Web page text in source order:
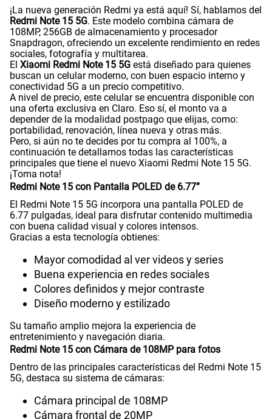
Paga solo
50% dto. x 12 meses
Paga solo
110GB
S/ 69.90
Paga solo
175GB en alta velocidad
S/ 159.90 S/79.95
Paga solo
185GBen alta velocidad
S/ 189.90 S/
Paga solo
200GBen alta velocidad
Ver menos planes
Sistema operativo Android 15
Procesador Qualcomm 6 Gen 3
Tamaño de Pantalla
WiFI
Peso 178gr
Cámara de fotos Principal
Cámara de fotos Frontal
¡La nueva generación Redmi ya está aquí! Sí, hablamos del
Redmi Note 15 5G. Este modelo combina cámara de
108MP, 256GB de almacenamiento y procesador
Snapdragon, ofreciendo un excelente rendimiento en redes
sociales, fotografía y multitarea.
El Xiaomi Redmi Note 15 5G está diseñado para quienes
buscan un celular moderno, con buen espacio interno y
conectividad 5G a un precio competitivo.
A nivel de precio, este celular se encuentra disponible con
una oferta exclusiva en Claro. Eso sí, el monto va a
depender de la modalidad postpago que elijas, como:
portabilidad, renovación, línea nueva y otras más.
Pero, si aún no te decides por tu compra al 100%, a
continuación te detallamos todas las características
principales que tiene el nuevo Xiaomi Redmi Note 15 5G.
¡Toma nota!
Redmi Note 15 con Pantalla POLED de 6.77”
El Redmi Note 15 5G incorpora una pantalla POLED de
6.77 pulgadas, ideal para disfrutar contenido multimedia
con buena calidad visual y colores intensos.
Gracias a esta tecnología obtienes:
Mayor comodidad al ver videos y series
Buena experiencia en redes sociales
Colores definidos y mejor contraste
Diseño moderno y estilizado
Su tamaño amplio mejora la experiencia de
entretenimiento y navegación diaria.
Redmi Note 15 con Cámara de 108MP para fotos
Dentro de las principales características del Redmi Note 15
5G, destaca su sistema de cámaras:
Cámara principal de 108MP
Cámara frontal de 20MP